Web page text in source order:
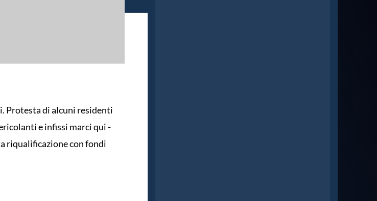
Protesta di alcuni residenti
e infissi marci qui -
riqualificazione con fondi